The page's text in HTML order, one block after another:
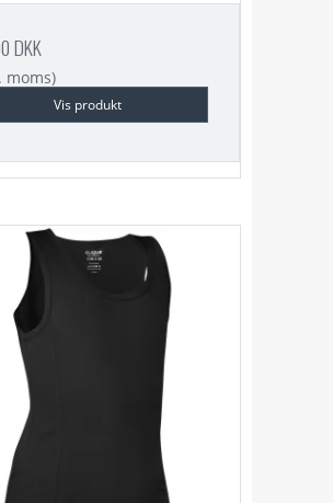
DKK
moms)
Vis produkt